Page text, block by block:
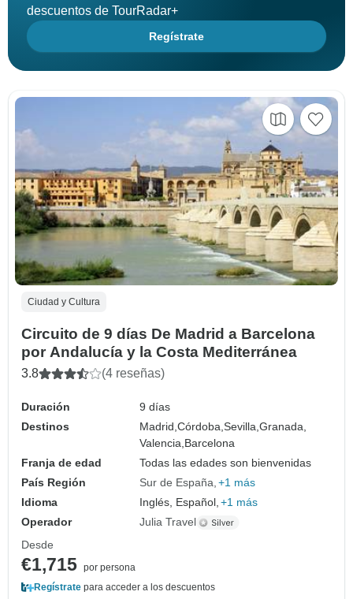
descuentos de TourRadar+
Regístrate
Ciudad y Cultura
Circuito de 9 días De Madrid a Barcelona
por Andalucía y la Costa Mediterránea
3.8 (4 reseñas)
Duración
9 días
Destinos
Madrid,Córdoba,Sevilla,Granada,
Valencia,Barcelona
Franja de edad
Todas las edades son bienvenidas
País Región
Sur de España +1 más
Idioma
Inglés, Español, +1 más
Operador
Julia Travel
Desde
€1,715 por persona
Regístrate para acceder a los descuentos